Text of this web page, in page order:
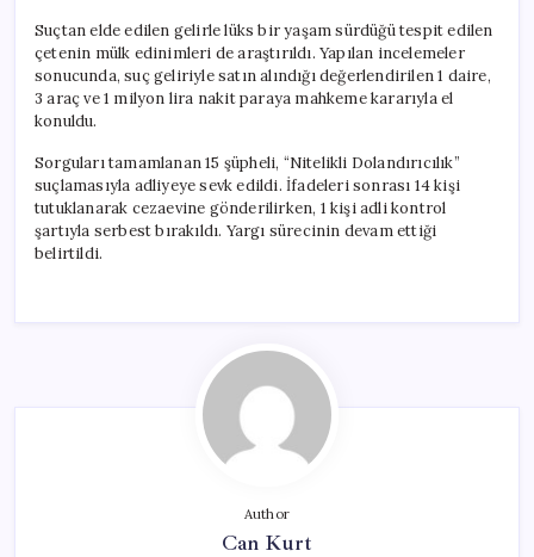
Suçtan elde edilen gelirle lüks bir yaşam sürdüğü tespit edilen
çetenin mülk edinimleri de araştırıldı. Yapılan incelemeler
sonucunda, suç geliriyle satın alındığı değerlendirilen 1 daire,
3 araç ve 1 milyon lira nakit paraya mahkeme kararıyla el
konuldu.
Sorguları tamamlanan 15 şüpheli, “Nitelikli Dolandırıcılık”
suçlamasıyla adliyeye sevk edildi. İfadeleri sonrası 14 kişi
tutuklanarak cezaevine gönderilirken, 1 kişi adli kontrol
şartıyla serbest bırakıldı. Yargı sürecinin devam ettiği
belirtildi.
Author
Can Kurt